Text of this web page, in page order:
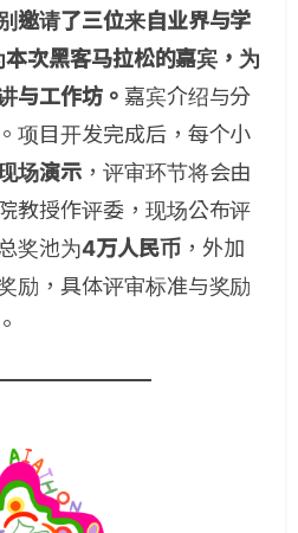
邀请了三位来自业界与学
次黑客马拉松的嘉宾，为
与工作坊。 嘉宾介绍与分
项目开发完成后，每个小
场演示，评审环节将会由
教授作评委，现场公布评
奖池为4万人民币，外加
励，具体评审标准与奖励